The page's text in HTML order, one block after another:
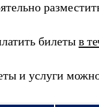
билеты в
и услуги